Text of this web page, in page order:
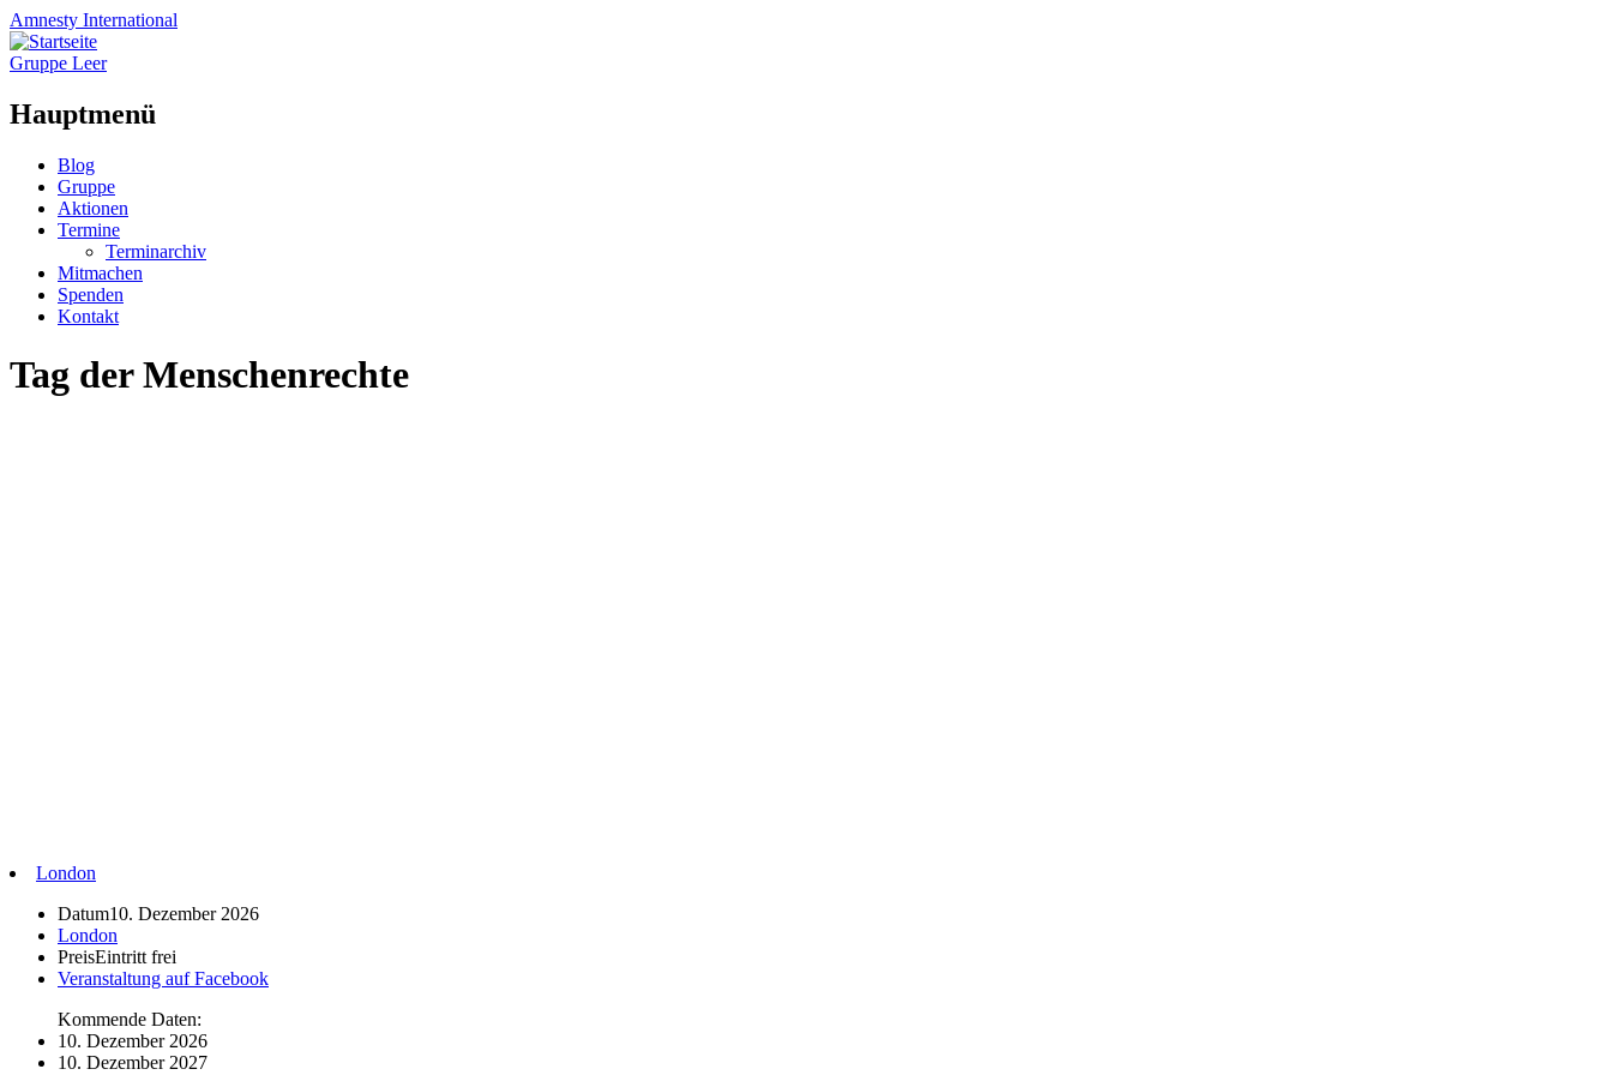
Amnesty International
Gruppe Leer
Hauptmenü
Zum
Inhalt
springen
Blog
Gruppe
Aktionen
Termine
Terminarchiv
Mitmachen
Spenden
Kontakt
Tag der Menschenrechte
London
Datum10. Dezember 2026
London
PreisEintritt frei
Veranstaltung auf Facebook
Kommende Daten:
10. Dezember 2026
10. Dezember 2027